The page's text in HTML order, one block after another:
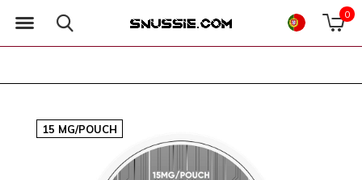
0
15 MG/POUCH